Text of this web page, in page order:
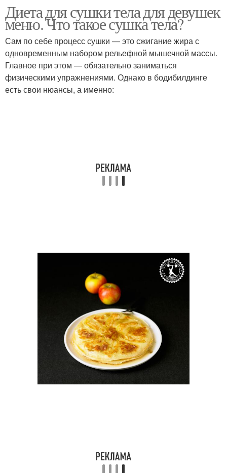
Диета для сушки тела для девушек
меню. Что такое сушка тела?
Сам по себе процесс сушки — это сжигание жира с
одновременным набором рельефной мышечной массы.
Главное при этом — обязательно заниматься
физическими упражнениями. Однако в бодибилдинге
есть свои нюансы, а именно: